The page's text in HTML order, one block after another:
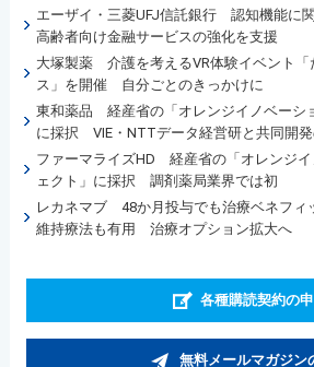
エーザイ・三菱UFJ信託銀行 認知機能に
高齢者向け金融サービスの強化を支援
大塚製薬 介護を考えるVR体験イベント「
ス」を開催 自分ごとのきっかけに
東和薬品 経産省の「オレンジイノベーシ
に採択 VIE・NTTデータ経営研と共同開発
ファーマライズHD 経産省の「オレンジ
ェクト」に採択 調剤薬局業界では初
レカネマブ 48か月投与でも治療ベネフ
維持療法も有用 治療オプション拡大へ
各種購読契約の
無料メールマガジン